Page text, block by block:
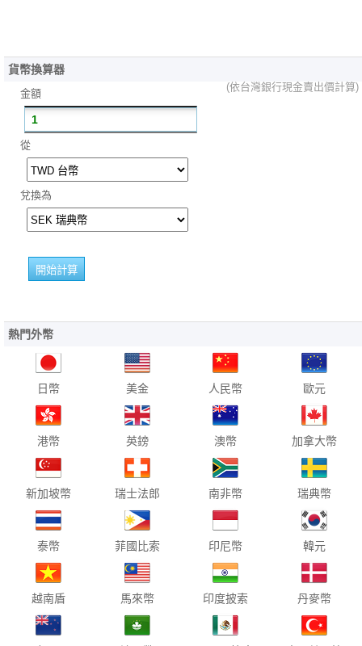
貨幣換算器
(依台灣銀行現金賣出價計算)
金額
從
兌換為
熱門外幣
日幣 美金 人民幣 歐元
港幣 英鎊 澳幣 加拿大幣
新加坡幣 瑞士法郎 南非幣 瑞典幣
泰幣 菲國比索 印尼幣 韓元
越南盾 馬來幣 印度披索 丹麥幣